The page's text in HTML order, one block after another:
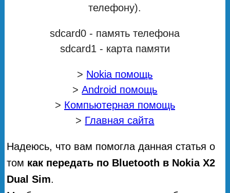
телефону).
sdcard0 - память телефона
sdcard1 - карта памяти
> Nokia помощь
>Android помощь
> Компьютерная помощь
> Главная сайта
Надеюсь, что вам помогла данная статья о
том как передать по Bluetooth в Nokia X2
Dual Sim.